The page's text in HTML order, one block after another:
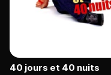
40 jours et 40 nuits